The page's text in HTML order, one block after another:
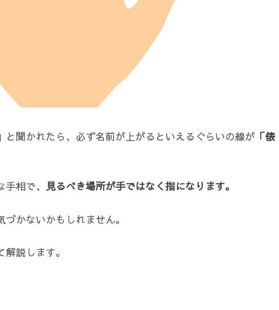
と聞かれたら、必ず名前が上がるといえるぐらいの線が 「俵
相で、 見るべき場所が手ではなく指になります。
かないかもしれません。
説します。